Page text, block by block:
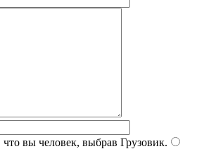
вы человек, выбрав Грузовик.